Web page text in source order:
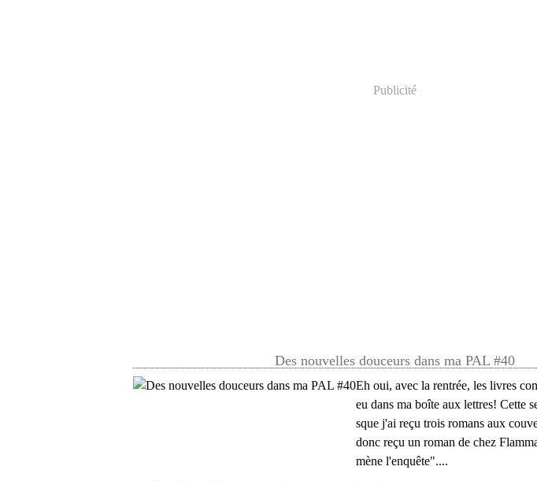
Publicité
Des nouvelles douceurs dans ma PAL #40
Eh oui, avec la rentrée, les livres
eu dans ma boîte aux lettres! Cette
sque j'ai reçu trois romans aux
donc reçu un roman de chez
mène l'enquête"....